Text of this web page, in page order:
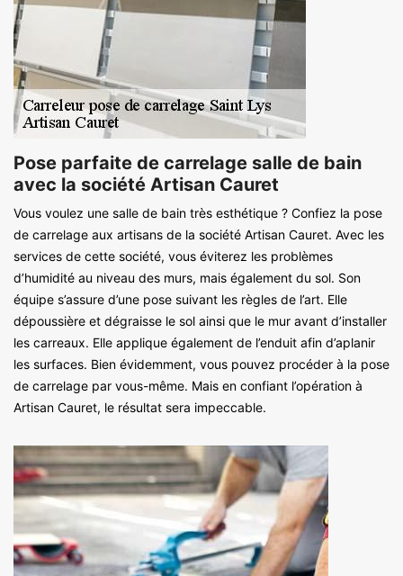
Pose parfaite de carrelage salle de bain
avec la société Artisan Cauret
Vous voulez une salle de bain très esthétique ? Confiez la pose
de carrelage aux artisans de la société Artisan Cauret. Avec les
services de cette société, vous éviterez les problèmes
d’humidité au niveau des murs, mais également du sol. Son
équipe s’assure d’une pose suivant les règles de l’art. Elle
dépoussière et dégraisse le sol ainsi que le mur avant d’installer
les carreaux. Elle applique également de l’enduit afin d’aplanir
les surfaces. Bien évidemment, vous pouvez procéder à la pose
de carrelage par vous-même. Mais en confiant l’opération à
Artisan Cauret, le résultat sera impeccable.